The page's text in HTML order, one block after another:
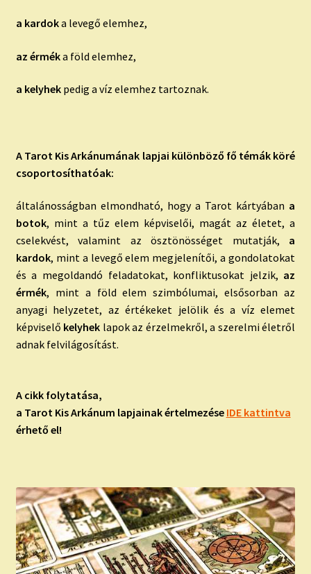
a kardoka levegő elemhez,
az érméka föld elemhez,
a kelyhekpedig a víz elemhez tartoznak.
A Tarot Kis Arkánumának lapjai különböző fő témák köré
csoportosíthatóak:
általánosságban elmondható, hogy a Tarot kártyában a
botok, mint a tűz elem képviselői, magát az életet, a
cselekvést, valamint az ösztönösséget mutatják, a
kardok, mint a levegő elem megjelenítői, a gondolatokat
és a megoldandó feladatokat, konfliktusokat jelzik, az
érmék, mint a föld elem szimbólumai, elsősorban az
anyagi helyzetet, az értékeket jelölik és a víz elemet
képviselő kelyhek lapok az érzelmekről, a szerelmi életről
adnak felvilágosítást.
A cikk folytatása,
a Tarot Kis Arkánum lapjainak értelmezése IDE kattintva
érhető el!